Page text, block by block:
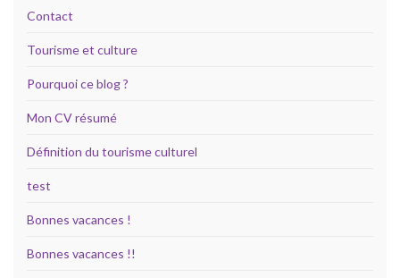
Contact
Tourisme et culture
Pourquoi ce blog ?
Mon CV résumé
Définition du tourisme culturel
test
Bonnes vacances !
Bonnes vacances !!